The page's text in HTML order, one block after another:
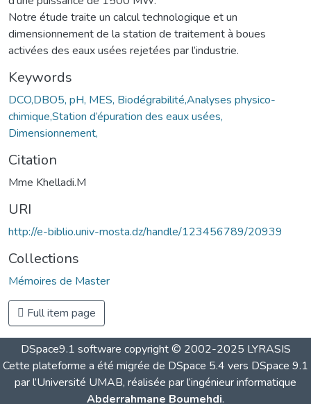
Notre étude traite un calcul technologique et un
dimensionnement de la station de traitement à boues
activées des eaux usées rejetées par l’industrie.
Keywords
DCO,DBO5, pH, MES, Biodégrabilité,Analyses physico-
chimique,Station d’épuration des eaux usées,
Dimensionnement,
Citation
Mme Khelladi.M
URI
http://e-biblio.univ-mosta.dz/handle/123456789/20939
Collections
Mémoires de Master
Full item page
DSpace9.1 software copyright © 2002-2025 LYRASIS
Cette plateforme a été migrée de DSpace 5.4 vers DSpace 9.1
par l’Université UMAB, réalisée par l’ingénieur informatique
Abderrahmane Boumehdi.